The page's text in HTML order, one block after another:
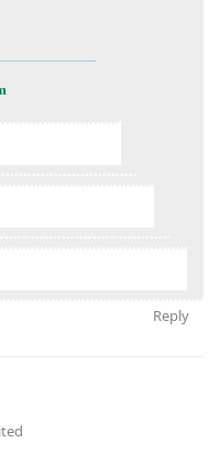
Reply